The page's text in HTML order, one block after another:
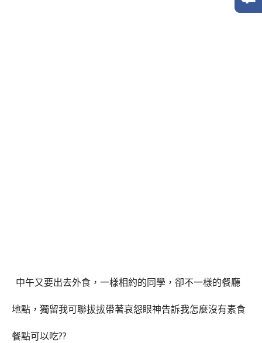
中午又要出去外食，一樣相約的同學，卻不一樣的餐廳
地點，獨留我可聯拔拔帶著哀怨眼神告訴我怎麼沒有素食
餐點可以吃??